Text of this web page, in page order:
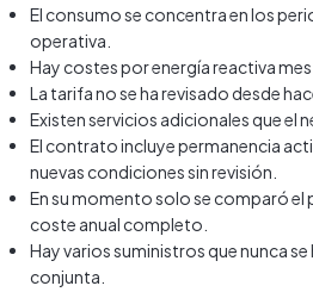
El consumo se concentra en los
operativa.
Hay costes por energía reactiva mes
La tarifa no se ha revisado desde
Existen servicios adicionales que el
El contrato incluye permanencia
nuevas condiciones sin revisión.
En su momento solo se comparó el
coste anual completo.
Hay varios suministros que nunca
conjunta.